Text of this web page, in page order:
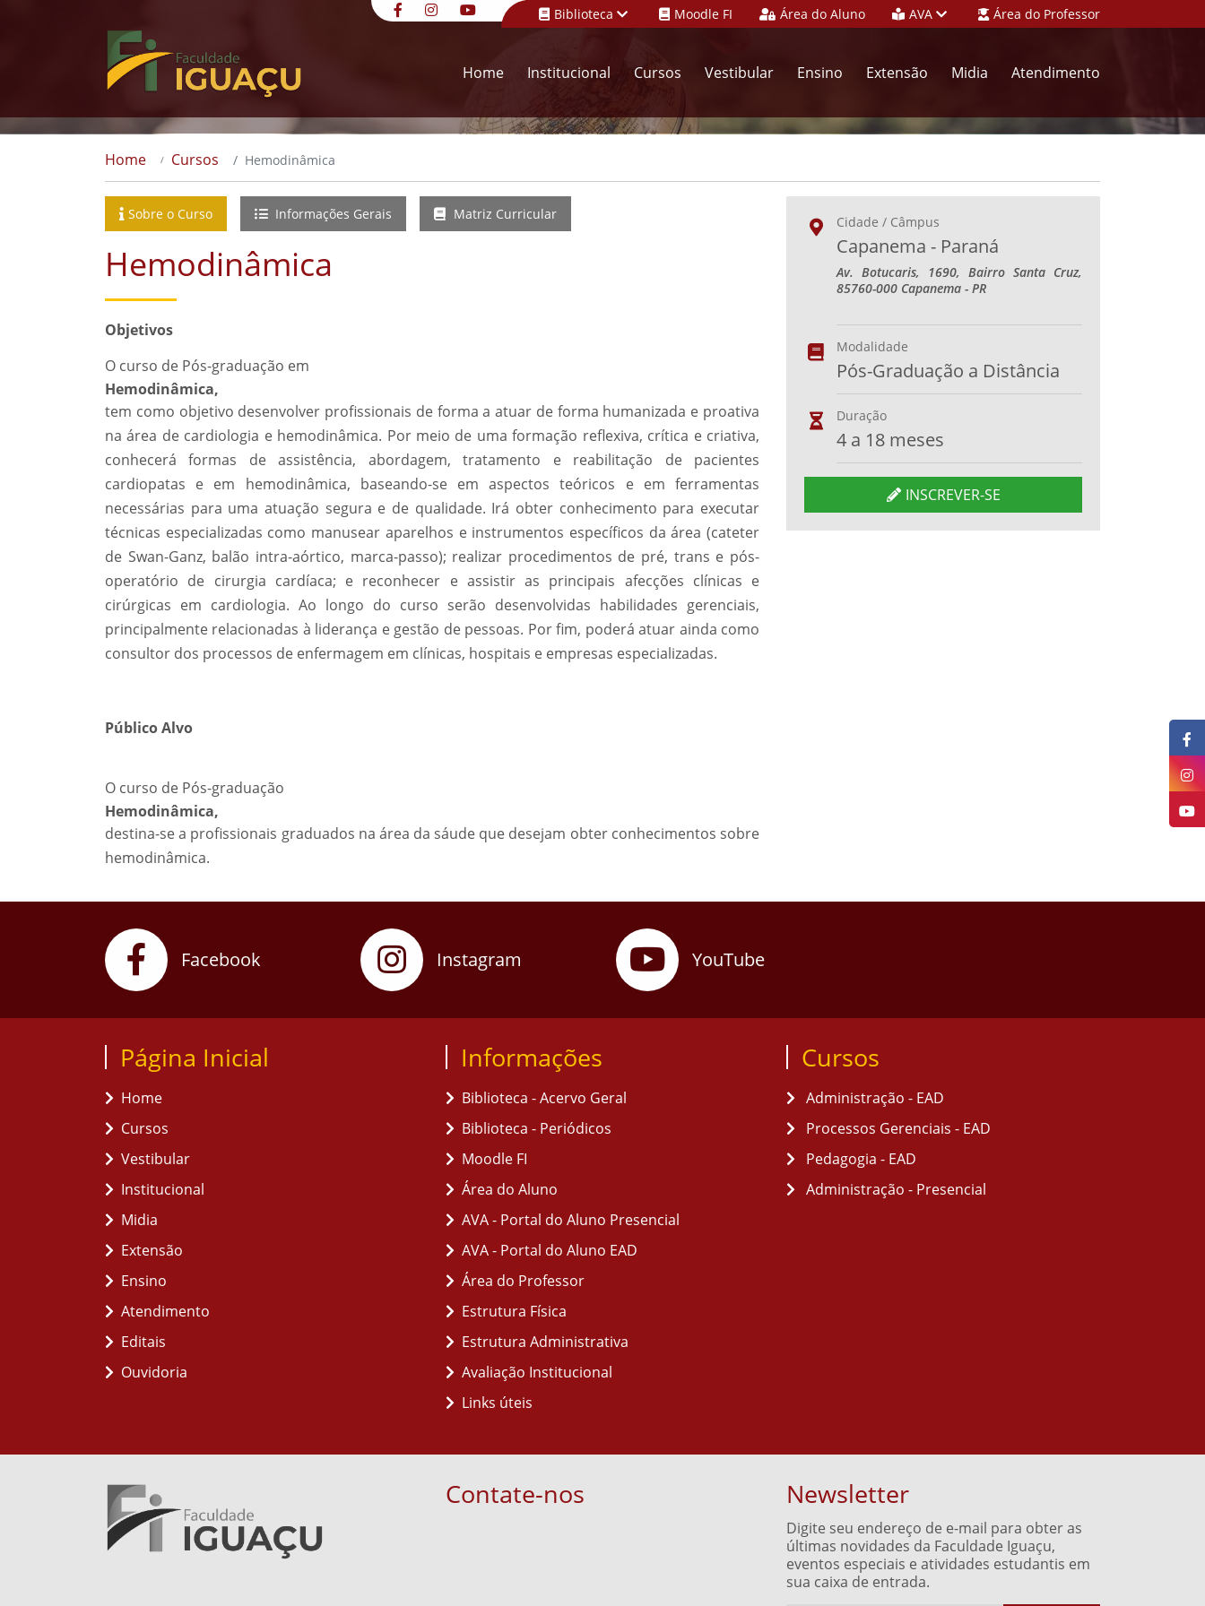
Biblioteca Moodle FI Área do Aluno AVA Área do Professor
Home Institucional Cursos Vestibular Ensino Extensão Midia Atendimento
Home Cursos Hemodinâmica
Sobre o Curso Informações Gerais Matriz Curricular
Hemodinâmica
Objetivos
O curso de Pós-graduação em
Hemodinâmica,
tem como objetivo desenvolver profissionais de forma a atuar de forma humanizada e proativa
na área de cardiologia e hemodinâmica. Por meio de uma formação reflexiva, crítica e criativa,
conhecerá formas de assistência, abordagem, tratamento e reabilitação de pacientes
cardiopatas e em hemodinâmica, baseando-se em aspectos teóricos e em ferramentas
necessárias para uma atuação segura e de qualidade. Irá obter conhecimento para executar
técnicas especializadas como manusear aparelhos e instrumentos específicos da área (cateter
de Swan-Ganz, balão intra-aórtico, marca-passo); realizar procedimentos de pré, trans e pós-
operatório de cirurgia cardíaca; e reconhecer e assistir as principais afecções clínicas e
cirúrgicas em cardiologia. Ao longo do curso serão desenvolvidas habilidades gerenciais,
principalmente relacionadas à liderança e gestão de pessoas. Por fim, poderá atuar ainda como
consultor dos processos de enfermagem em clínicas, hospitais e empresas especializadas.
Público Alvo
O curso de Pós-graduação
Hemodinâmica,
destina-se a profissionais graduados na área da sáude que desejam obter conhecimentos sobre
hemodinâmica.
Cidade / Câmpus
Capanema - Paraná
Av. Botucaris, 1690, Bairro Santa Cruz,
85760-000 Capanema - PR
Modalidade
Pós-Graduação a Distância
Duração
4 a 18 meses
INSCREVER-SE
Facebook Instagram YouTube
Página Inicial
Home
Cursos
Vestibular
Institucional
Midia
Extensão
Ensino
Atendimento
Editais
Ouvidoria
Informações
Biblioteca - Acervo Geral
Biblioteca - Periódicos
Moodle FI
Área do Aluno
AVA - Portal do Aluno Presencial
AVA - Portal do Aluno EAD
Área do Professor
Estrutura Física
Estrutura Administrativa
Avaliação Institucional
Links úteis
Cursos
Administração - EAD
Processos Gerenciais - EAD
Pedagogia - EAD
Administração - Presencial
Contate-nos Newsletter
Digite seu endereço de e-mail para obter as
últimas novidades da Faculdade Iguaçu,
eventos especiais e atividades estudantis em
sua caixa de entrada.